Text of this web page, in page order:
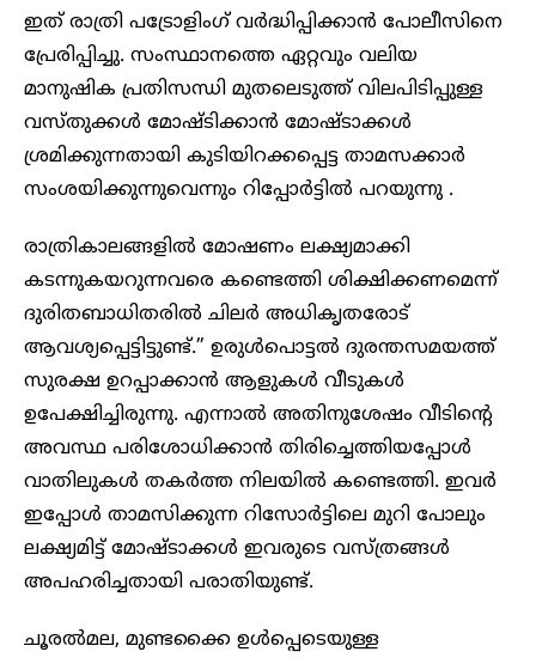
ഇത് രാത്രി പട്രോളിംഗ് വർദ്ധിപ്പിക്കാൻ പോലീസിനെ
പ്രേരിപ്പിച്ചു. സംസ്ഥാനത്തെ ഏറ്റവും വലിയ
മാനുഷിക പ്രതിസന്ധി മുതലെടുത്ത് വിലപിടിപ്പുള്ള
വസ്തുക്കൾ മോഷ്ടിക്കാൻ മോഷ്ടാക്കൾ
ശ്രമിക്കുന്നതായി കുടിയിറക്കപ്പെട്ട താമസക്കാർ
സംശയിക്കുന്നുവെന്നും റിപ്പോർട്ടിൽ പറയുന്നു .
രാത്രികാലങ്ങളിൽ മോഷണം ലക്ഷ്യമാക്കി
കടന്നുകയറുന്നവരെ കണ്ടെത്തി ശിക്ഷിക്കണമെന്ന്
ദുരിതബാധിതരിൽ ചിലർ അധികൃതരോട്
ആവശ്യപ്പെട്ടിട്ടുണ്ട്.” ഉരുൾപൊട്ടൽ ദുരന്തസമയത്ത്
സുരക്ഷ ഉറപ്പാക്കാൻ ആളുകൾ വീടുകൾ
ഉപേക്ഷിച്ചിരുന്നു. എന്നാൽ അതിനുശേഷം വീടിൻ്റെ
അവസ്ഥ പരിശോധിക്കാൻ തിരിച്ചെത്തിയപ്പോൾ
വാതിലുകൾ തകർത്ത നിലയിൽ കണ്ടെത്തി. ഇവർ
ഇപ്പോൾ താമസിക്കുന്ന റിസോർട്ടിലെ മുറി പോലും
ലക്ഷ്യമിട്ട് മോഷ്ടാക്കൾ ഇവരുടെ വസ്ത്രങ്ങൾ
അപഹരിച്ചതായി പരാതിയുണ്ട്.
ചൂരൽമല, മുണ്ടക്കൈ ഉൾപ്പെടെയുള്ള